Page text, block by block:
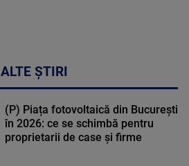
ALTE ȘTIRI
(P) Piața fotovoltaică din București
în 2026: ce se schimbă pentru
proprietarii de case și firme